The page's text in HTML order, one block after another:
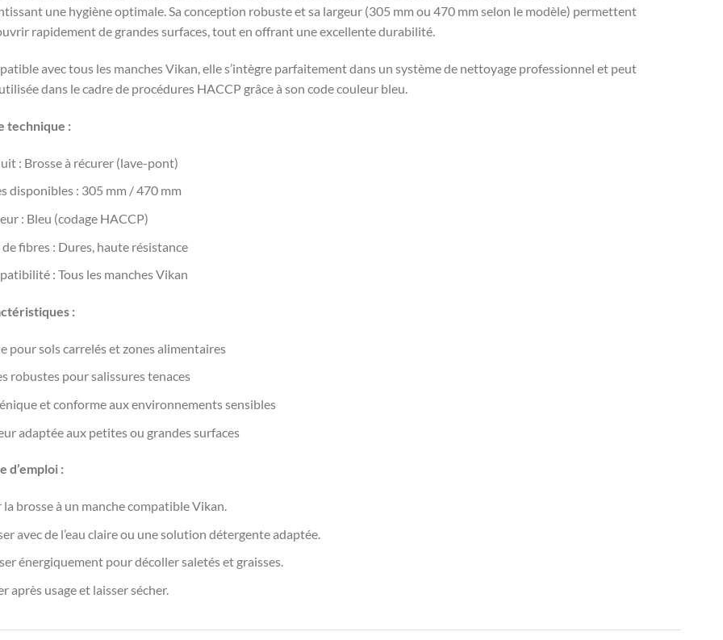
une hygiène optimale. Sa conception robuste et sa largeur (305 mm ou 470 mm selon le modèle) permettent
rapidement de grandes surfaces, tout en offrant une excellente durabilité.
avec tous les manches Vikan, elle s’intègre parfaitement dans un système de nettoyage professionnel et peut
dans le cadre de procédures HACCP grâce à son code couleur bleu.
technique :
: Brosse à récurer (lave-pont)
disponibles : 305 mm / 470 mm
: Bleu (codage HACCP)
de fibres : Dures, haute résistance
: Tous les manches Vikan
:
pour sols carrelés et zones alimentaires
robustes pour salissures tenaces
et conforme aux environnements sensibles
adaptée aux petites ou grandes surfaces
d’emploi :
la brosse à un manche compatible Vikan.
avec de l’eau claire ou une solution détergente adaptée.
énergiquement pour décoller saletés et graisses.
après usage et laisser sécher.